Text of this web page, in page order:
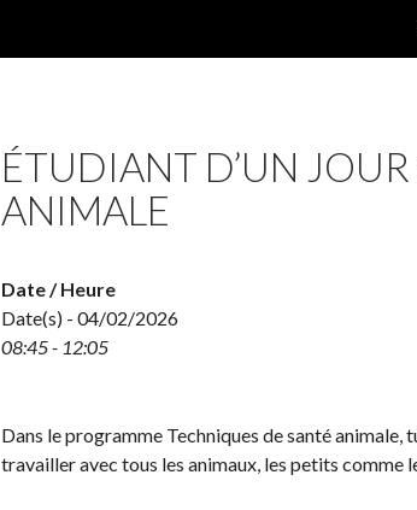
ÉTUDIANT D’UN JOUR
ANIMALE
Date / Heure
Date(s) - 04/02/2026
08:45 - 12:05
Dans le programme Techniques de santé animale,
travailler avec tous les animaux, les petits comme